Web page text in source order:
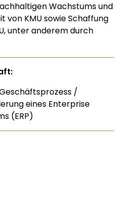
Wachstums und
KMU sowie Schaffung
unter anderem durch
/
eines Enterprise
(ERP)